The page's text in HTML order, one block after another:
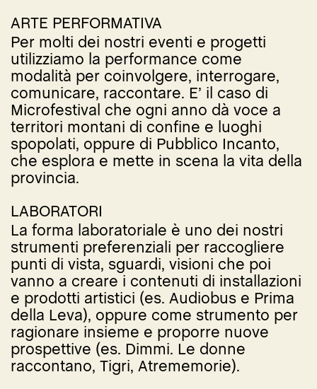
ARTE PERFORMATIVA
Per molti dei nostri eventi e progetti
utilizziamo la performance come
modalità per coinvolgere, interrogare,
comunicare, raccontare. E’ il caso di
Microfestival che ogni anno dà voce a
territori montani di confine e luoghi
spopolati, oppure di Pubblico Incanto,
che esplora e mette in scena la vita della
provincia.
LABORATORI
La forma laboratoriale è uno dei nostri
strumenti preferenziali per raccogliere
punti di vista, sguardi, visioni che poi
vanno a creare i contenuti di installazioni
e prodotti artistici (es. Audiobus e Prima
della Leva), oppure come strumento per
ragionare insieme e proporre nuove
prospettive (es. Dimmi. Le donne
raccontano, Tigri, Atrememorie).